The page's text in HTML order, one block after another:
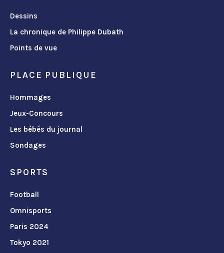
Dessins
La chronique de Philippe Dubath
Points de vue
PLACE PUBLIQUE
Hommages
Jeux-Concours
Les bébés du journal
Sondages
SPORTS
Football
Omnisports
Paris 2024
Tokyo 2021